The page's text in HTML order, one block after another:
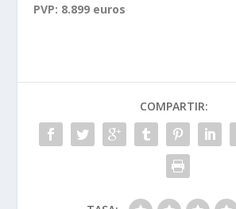
PVP: 8.899 euros
COMPARTIR: